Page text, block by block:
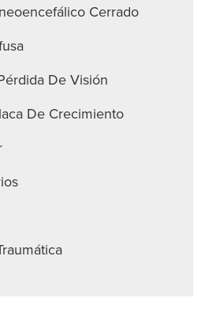
Cerrado
De Visión
De Crecimiento